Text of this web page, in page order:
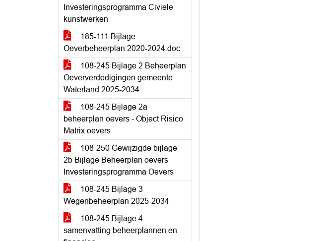
Investeringsprogramma Civiele
kunstwerken
185-111 Bijlage
Oeverbeheerplan 2020-2024.doc
108-245 Bijlage 2 Beheerplan
Oeververdedigingen gemeente
Waterland 2025-2034
108-245 Bijlage 2a
beheerplan oevers - Object Risico
Matrix oevers
108-250 Gewijzigde bijlage
2b Bijlage Beheerplan oevers
Investeringsprogramma Oevers
108-245 Bijlage 3
Wegenbeheerplan 2025-2034
108-245 Bijlage 4
samenvatting beheerplannen en